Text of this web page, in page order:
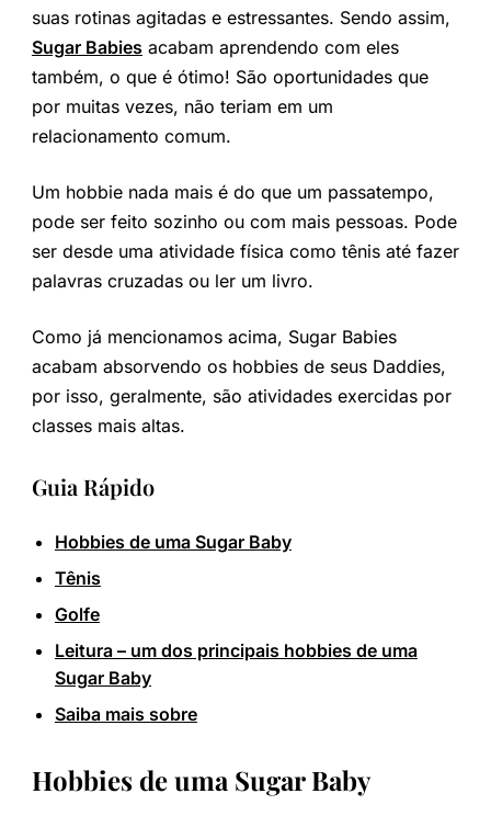
suas rotinas agitadas e estressantes. Sendo assim,
Sugar Babiesacabam aprendendo com eles
também, o que é ótimo! São oportunidades que
por muitas vezes, não teriam em um
relacionamento comum.
Um hobbie nada mais é do que um passatempo,
pode ser feito sozinho ou com mais pessoas. Pode
ser desde uma atividade física como tênis até fazer
palavras cruzadas ou ler um livro.
Como já mencionamos acima, Sugar Babies
acabam absorvendo os hobbies de seus Daddies,
por isso, geralmente, são atividades exercidas por
classes mais altas.
Guia Rápido
Hobbies de uma Sugar Baby
Tênis
Golfe
Leitura – um dos principais hobbies de uma
Sugar Baby
Saiba mais sobre
Hobbies de uma Sugar Baby